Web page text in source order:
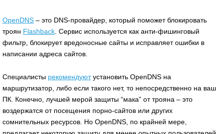
OpenDNS – это DNS-провайдер, который поможет блокировать
троян Flashback . Сервис используется как анти-фишинговый
фильтр, блокирует вредоносные сайты и исправляет ошибки в
написании адреса сайтов.
Специалисты рекомендуютустановить OpenDNS на
маршрутизатор, либо если такого нет, то непосредственно на ваш
ПК. Конечно, лучшей мерой защиты “мака” от трояна – это
воздержатся от посещения порно-сайтов или других
сомнительных ресурсов. Но OpenDNS, по крайней мере,